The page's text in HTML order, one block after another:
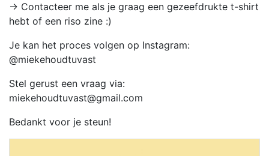
→ Contacteer me als je graag een gezeefdrukte t-shirt
hebt of een riso zine :)
Je kan het proces volgen op Instagram:
@miekehoudtuvast
Stel gerust een vraag via:
miekehoudtuvast@gmail.com
Bedankt voor je steun!